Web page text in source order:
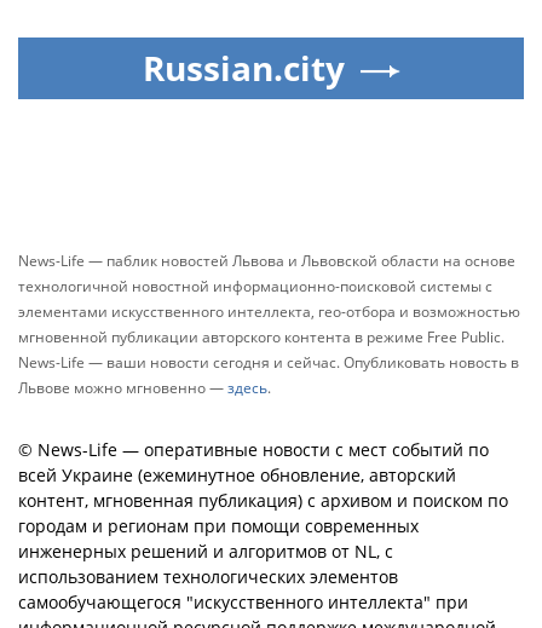
Russian.city
News-Life — паблик новостей Львова и Львовской области на основе
технологичной новостной информационно-поисковой системы с
элементами искусственного интеллекта, гео-отбора и возможностью
мгновенной публикации авторского контента в режиме Free Public.
News-Life — ваши новости сегодня и сейчас. Опубликовать новость в
Львове можно мгновенно —здесь.
© News-Life — оперативные новости с мест событий по
всей Украине (ежеминутное обновление, авторский
контент, мгновенная публикация) с архивом и поиском по
городам и регионам при помощи современных
инженерных решений и алгоритмов от NL, с
использованием технологических элементов
самообучающегося "искусственного интеллекта" при